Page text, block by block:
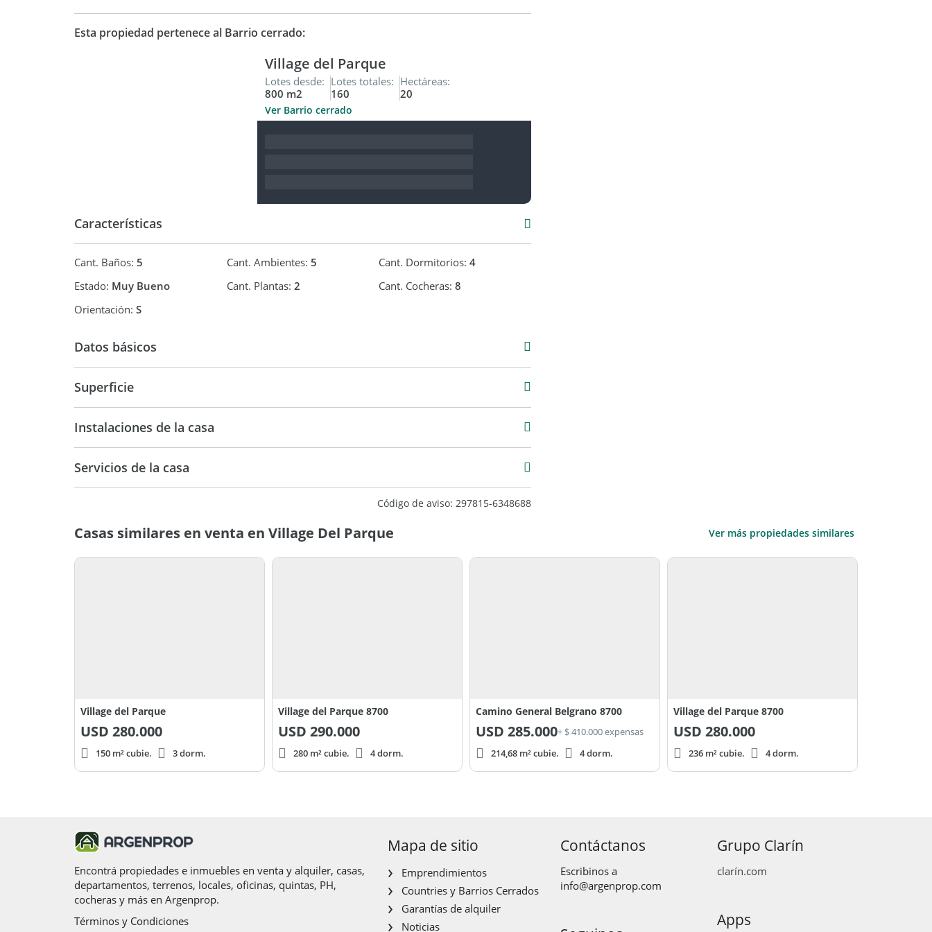
Ubicación estratégica, con acceso ágil a centros urbanos y rodeado de naturaleza.
Consultanos para coordinar una visita.
Esta propiedad pertenece al Barrio cerrado:
Village del Parque
Lotes desde:
800 m2
Lotes totales:
160
Hectáreas:
20
Ver Barrio cerrado
Características
Cant. Baños: 5 Cant. Ambientes: 5 Cant. Dormitorios:4
Estado: Muy Bueno Cant. Plantas: 2 Cant. Cocheras:8
Orientación: S
Datos básicos
Superficie
Instalaciones de la casa
Servicios de la casa
Código de aviso: 297815-6348688
Casas similares en venta en Village Del Parque Ver más propiedades similares
Village del Parque
USD 280.000
150 m² cubie. 3 dorm.
Village del Parque 8700
USD 290.000
280 m² cubie. 4 dorm.
Camino General Belgrano 8700
USD 285.000+ $ 410.000 expensas
214,68 m² cubie.
4 dorm.
Village del Parque 8700
USD 280.000
236 m² cubie. 4 dorm.
Encontrá propiedades e inmuebles en venta y alquiler, casas,
departamentos, terrenos, locales, oficinas, quintas, PH,
cocheras y más en Argenprop.
Términos y Condiciones
Mapa de sitio
Emprendimientos
Countries y Barrios Cerrados
Garantías de alquiler
Noticias
Contáctanos
Escribinos a
info@argenprop.com
Grupo Clarín
clarín.com
Apps